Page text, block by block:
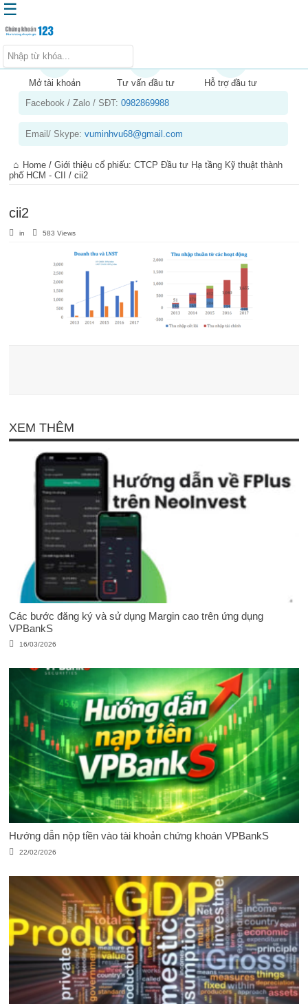
Trang chủ
Kiến thức chứng khoán
Kinh nghiệm đầu tư
Sản phẩm – dịch vụ
Chứng khoán phái sinh
☰
Mở tài khoản Tư vấn đầu tư
Hỗ trợ đầu tư
Facebook / Zalo / SĐT:0982869988
Email/ Skype:vuminhvu68@gmail.com
Home /Giới thiệu cổ phiếu: CTCP Đầu tư Hạ tầng Kỹ thuật thành
phố HCM - CII
/cii2
cii2
in 583 Views
XEM THÊM
Các bước đăng ký và sử dụng Margin cao trên ứng dụng
VPBankS
16/03/2026
Hướng dẫn nộp tiền vào tài khoản chứng khoán VPBankS
22/02/2026